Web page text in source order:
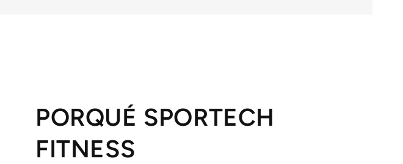
PORQUÉ SPORTECH
FITNESS